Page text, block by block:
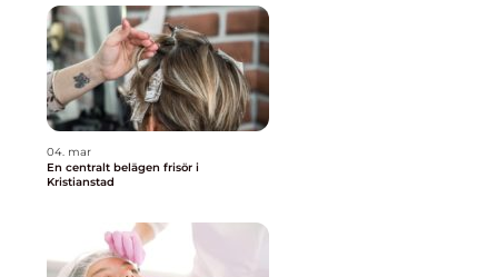
04. mar
En centralt belägen frisör i
Kristianstad